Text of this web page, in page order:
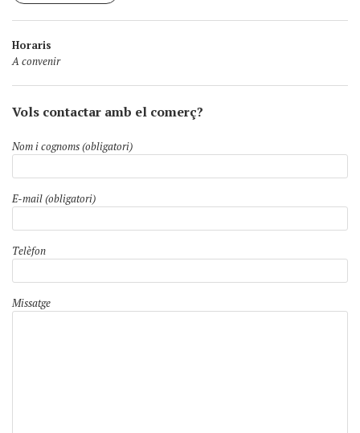
Horaris
A convenir
Vols contactar amb el comerç?
Nom i cognoms (obligatori)
E-mail (obligatori)
Telèfon
Missatge